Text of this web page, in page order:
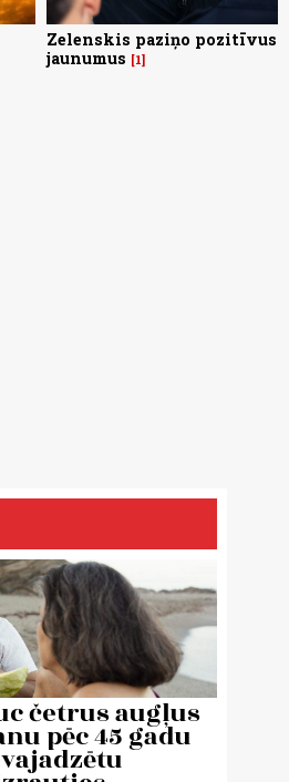
Zelenskis paziņo pozitīvus
jaunumus
1